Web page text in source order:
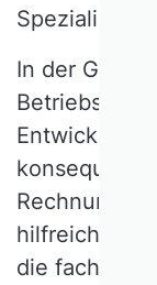
In der
Entwicklung
konsequent
hilfreicher
die fachliche